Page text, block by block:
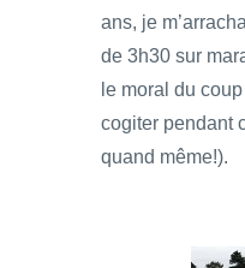
ans, je
de 3h30 sur
le moral du
cogiter pendant
quand même!).